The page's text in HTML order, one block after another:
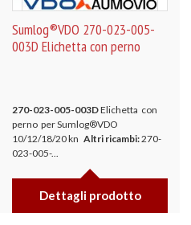
Sumlog®VDO 270-023-005-
003D Elichetta con perno
270-023-005-003DElichetta con
perno per Sumlog®VDO
10/12/18/20 kn Altri ricambi:270-
023-005-...
Dettagli prodotto